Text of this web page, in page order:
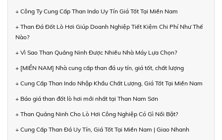
+ Công Ty Cung Cấp Than Indo Uy Tín Giá Tốt Tại Miền Nam
+ Than Đá Đốt Lò Hơi Giúp Doanh Nghiệp Tiết Kiệm Chi Phí Như Thế
Nào?
+ Vì Sao Than Quảng Ninh Được Nhiều Nhà Máy Lựa Chọn?
+ [MIỀN NAM] Nhà cung cấp than đá uy tín, giá tốt, chất lượng
+ Cung Cấp Than Indo Nhập Khẩu Chất Lượng, Giá Tốt Tại Miền Nam
+ Báo giá than đốt lò hơi mới nhất tại Than Nam Sơn
+ Than Quảng Ninh Cho Lò Hơi Công Nghiệp Có Gì Nổi Bật?
+ Cung Cấp Than Đá Uy Tín, Giá Tốt Tại Miền Nam | Giao Nhanh